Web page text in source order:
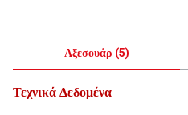
Αξεσουάρ (5)
Τεχνικά Δεδομένα